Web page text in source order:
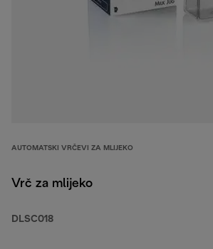
AUTOMATSKI VRČEVI ZA MLIJEKO
Vrč za mlijeko
DLSC018